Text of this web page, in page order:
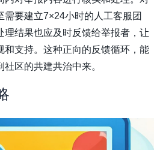
需要建立7×24小时的人工客服团
理结果也应及时反馈给举报者，让
和支持。这种正向的反馈循环，能
区的共建共治中来。